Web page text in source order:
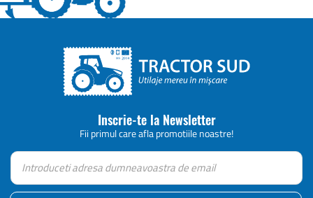
Inscrie-te la Newsletter
Fii primul care afla promotiile noastre!